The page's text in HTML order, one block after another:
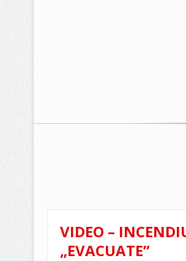
VIDEO –
„EVACUATE”